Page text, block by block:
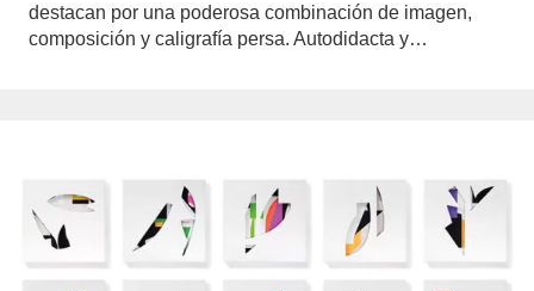
destacan por una poderosa combinación de imagen,
composición y caligrafía persa. Autodidacta y…